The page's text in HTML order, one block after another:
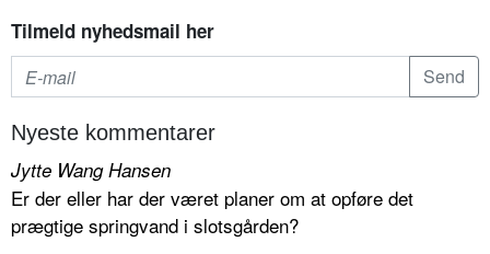
Tilmeld nyhedsmail her
Nyeste kommentarer
Jytte Wang Hansen
Er der eller har der været planer om at opføre det
prægtige springvand i slotsgården?